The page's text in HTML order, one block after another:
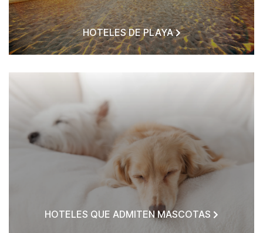
HOTELES DE PLAYA
HOTELES QUE ADMITEN MASCOTAS